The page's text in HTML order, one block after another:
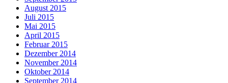
August 2015
Juli 2015
Mai 2015
April 2015
Februar 2015
Dezember 2014
November 2014
Oktober 2014
September 2014